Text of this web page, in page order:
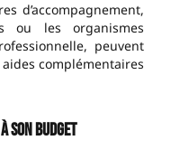
d’accompagnement,
ou les organismes
peuvent
complémentaires
son budget